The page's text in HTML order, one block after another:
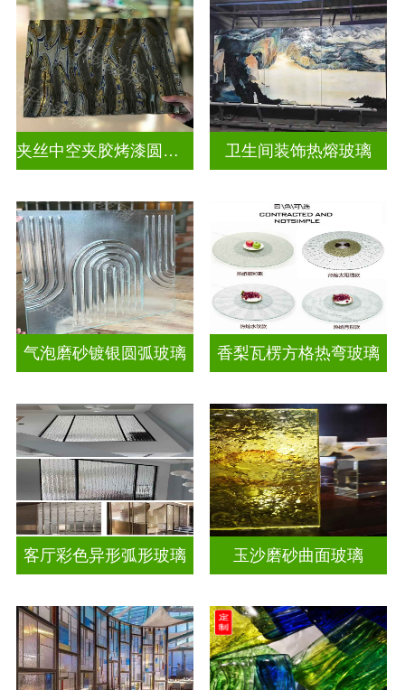
夹丝中空夹胶烤漆圆弧玻璃 卫生间装饰热熔玻璃
气泡磨砂镀银圆弧玻璃 香梨瓦楞方格热弯玻璃
客厅彩色异形弧形玻璃 玉沙磨砂曲面玻璃